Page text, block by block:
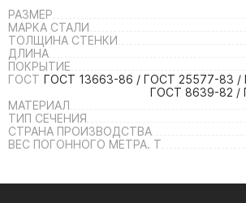
РАЗМЕР
МАРКА СТАЛИ
ТОЛЩИНА СТЕНКИ
ДЛИНА
ПОКРЫТИЕ
ГОСТ ГОСТ 13663-86 / ГОСТ 25577-83 /
ГОСТ 8639-82 /
МАТЕРИАЛ
ТИП СЕЧЕНИЯ
СТРАНА ПРОИЗВОДСТВА
ВЕС ПОГОННОГО МЕТРА. Т